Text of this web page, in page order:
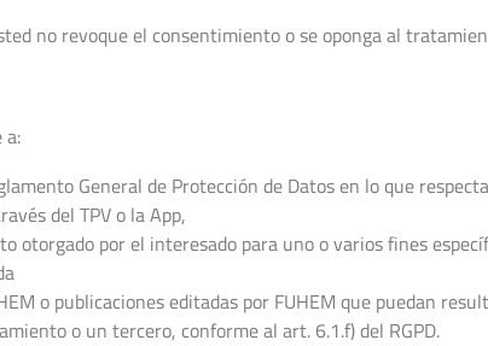
no revoque el consentimiento o se oponga al
a:
General de Protección de Datos en lo que
del TPV o la App,
otorgado por el interesado para uno o varios fines
o publicaciones editadas por FUHEM que puedan
o un tercero, conforme al art. 6.1.f) del RGPD.